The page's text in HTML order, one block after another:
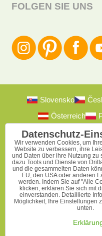
FOLGEN SIE UNS
Slovensko
Österreich
2009-2026 © Bomba
Diese Seite ist durch
Datenschutzbestimmungen
Datenschutz-
Wir verwenden Cookies, um
Website zu verbessern, ihre
und Daten über ihre Nutzung zu
dazu Tools und Dienste von
und die gesammelten Daten
EU, den USA oder anderen
werden. Indem Sie auf "Alle
klicken, erklären Sie sich mit
einverstanden. Detaillierte
Möglichkeit, Ihre Einstellungen
unten.